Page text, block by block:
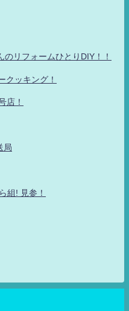
リフォームひとりDIY！！
クッキング！
店！
局
組! 見参！